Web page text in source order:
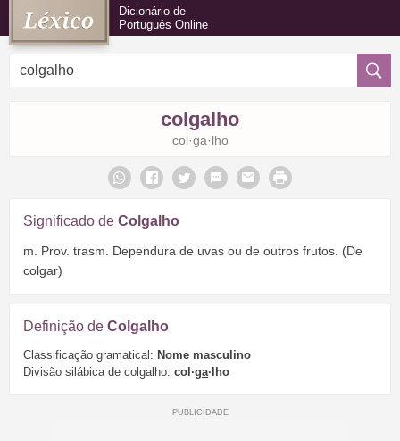
Dicionário de
Português Online
colgalho
col·ga·lho
Significado de Colgalho
m. Prov. trasm. Dependura de uvas ou de outros frutos. (De
colgar)
Definição de Colgalho
Classificação gramatical: Nome masculino
Divisão silábica de colgalho: col·ga·lho